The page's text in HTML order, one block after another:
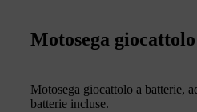
Motosega
Motosega giocattolo a batterie,
batterie incluse.